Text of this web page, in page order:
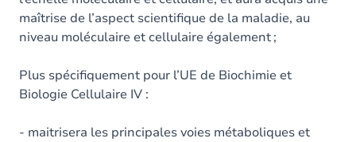
maîtrise de l’aspect scientifique de la maladie, au
niveau moléculaire et cellulaire également ;
Plus spécifiquement pour l’UE de Biochimie et
Biologie Cellulaire IV :
- maitrisera les principales voies métaboliques et